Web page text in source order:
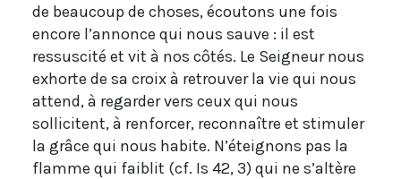
de beaucoup de choses, écoutons une fois
encore l’annonce qui nous sauve : il est
ressuscité et vit à nos côtés. Le Seigneur nous
exhorte de sa croix à retrouver la vie qui nous
attend, à regarder vers ceux qui nous
sollicitent, à renforcer, reconnaître et stimuler
la grâce qui nous habite. N’éteignons pas la
flamme qui faiblit (cf. Is 42, 3) qui ne s’altère